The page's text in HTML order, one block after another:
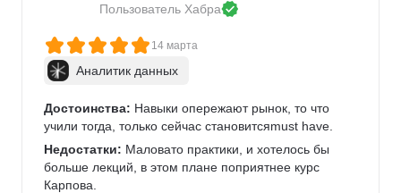
Пользователь Хабра
14 марта
Аналитик данных
Достоинства: Навыки опережают рынок, то что
учили тогда, только сейчас становитсяmust have.
Недостатки: Маловато практики, и хотелось бы
больше лекций, в этом плане поприятнее курс
Карпова.